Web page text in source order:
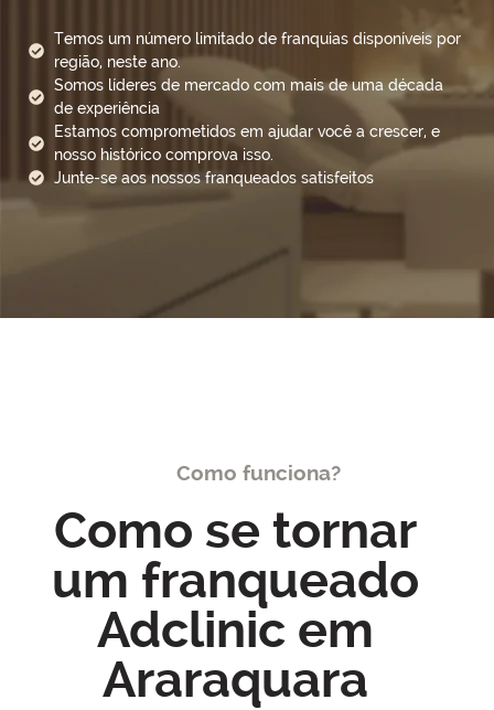
Temos um número limitado de franquias disponíveis por
região, neste ano.
Somos líderes de mercado com mais de uma década
de experiência
Estamos comprometidos em ajudar você a crescer, e
nosso histórico comprova isso.
Junte-se aos nossos franqueados satisfeitos
Como funciona?
Como se tornar
um franqueado
Adclinic em
Araraquara